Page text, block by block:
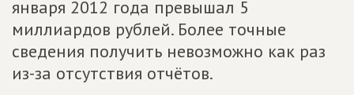
января 2012 года превышал 5
миллиардов рублей. Более точные
сведения получить невозможно как раз
из-за отсутствия отчётов.